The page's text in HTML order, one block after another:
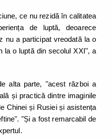
ce nu rezidă în calitatea
de luptă, deoarece
nu a participat vreodată la o
la o luptă din secolul XXI", a
alta parte, "acest război a
și practică dintre imaginile
Chinei și Rusiei și asistența
"Și a fost remarcabil de